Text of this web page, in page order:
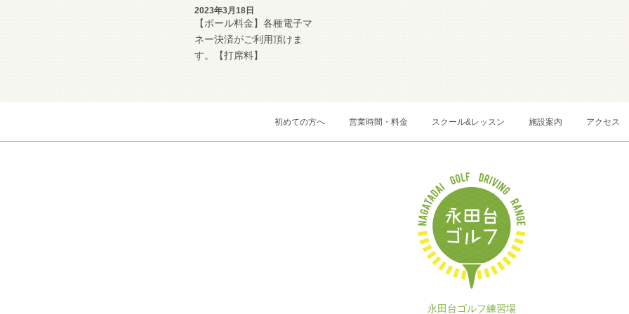
2023年3月18日
【ボール料金】各種電子マ
ネー決済がご利用頂けま
す。【打席料】
初めての方へ 営業時間・料金 スクール&レッスン 施設案内 アクセス
永田台ゴルフ練習場